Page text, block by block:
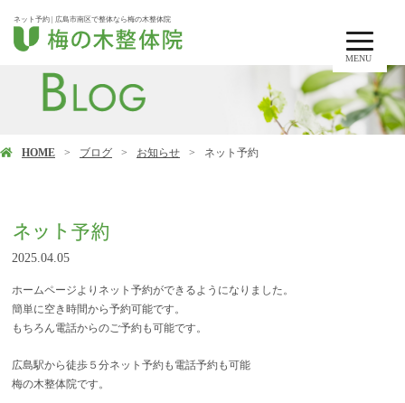
MENU
ネット予約 | 広島市南区で整体なら梅の木整体院
HOME ブログ お知らせ ネット予約
ネット予約
2025.04.05
ホームページよりネット予約ができるようになりました。
簡単に空き時間から予約可能です。
もちろん電話からのご予約も可能です。
広島駅から徒歩５分ネット予約も電話予約も可能
梅の木整体院です。